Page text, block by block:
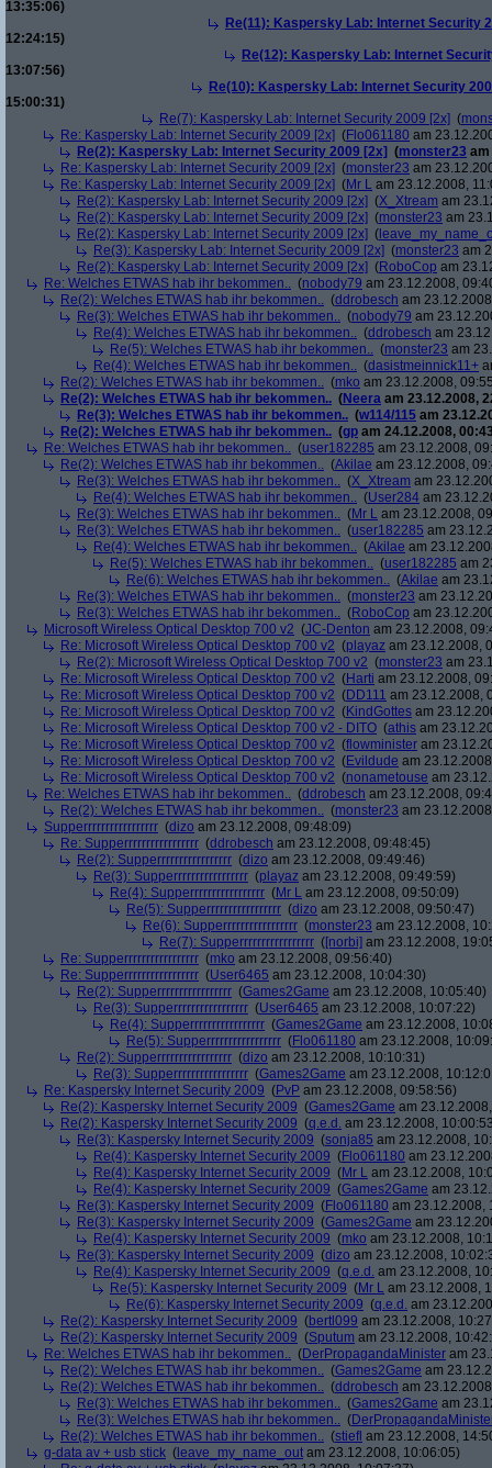
13:35:06)
Re(11): Kaspersky Lab: Internet Security
12:24:15)
Re(12): Kaspersky Lab: Internet
13:07:56)
Re(10): Kaspersky Lab: Internet Security
15:00:31)
Re(7): Kaspersky Lab: Internet Security 2009 [2x] (
Re: Kaspersky Lab: Internet Security 2009 [2x] (Flo061180 am
Re(2): Kaspersky Lab: Internet Security 2009 [2x] (monster23 am
Re: Kaspersky Lab: Internet Security 2009 [2x] (monster23 am
Re: Kaspersky Lab: Internet Security 2009 [2x] (Mr L am 23.12.2008,
Re(2): Kaspersky Lab: Internet Security 2009 [2x] (X_Xtream am
Re(2): Kaspersky Lab: Internet Security 2009 [2x] (monster23 am
Re(2): Kaspersky Lab: Internet Security 2009 [2x] (
Re(3): Kaspersky Lab: Internet Security 2009 [2x] (monster23 am
Re(2): Kaspersky Lab: Internet Security 2009 [2x] (RoboCop am
Re: Welches ETWAS hab ihr bekommen.. (nobody79 am 23.12.2008,
Re(2): Welches ETWAS hab ihr bekommen.. (ddrobesch am
Re(3): Welches ETWAS hab ihr bekommen.. (nobody79 am
Re(4): Welches ETWAS hab ihr bekommen.. (ddrobesch am
Re(5): Welches ETWAS hab ihr bekommen.. (monster23 am
Re(4): Welches ETWAS hab ihr bekommen.. (dasistmeinnick11+
Re(2): Welches ETWAS hab ihr bekommen.. (mko am 23.12.2008,
Re(2): Welches ETWAS hab ihr bekommen.. (Neera am 23.12.2008,
Re(3): Welches ETWAS hab ihr bekommen.. (w114/115 am
Re(2): Welches ETWAS hab ihr bekommen.. (gp am 24.12.2008,
Re: Welches ETWAS hab ihr bekommen.. (user182285 am 23.12.2008,
Re(2): Welches ETWAS hab ihr bekommen.. (Akilae am 23.12.2008,
Re(3): Welches ETWAS hab ihr bekommen.. (X_Xtream am
Re(4): Welches ETWAS hab ihr bekommen.. (User284 am
Re(3): Welches ETWAS hab ihr bekommen.. (Mr L am 23.12.2008,
Re(3): Welches ETWAS hab ihr bekommen.. (user182285 am
Re(4): Welches ETWAS hab ihr bekommen.. (Akilae am
Re(5): Welches ETWAS hab ihr bekommen.. (user182285 am
Re(6): Welches ETWAS hab ihr bekommen.. (Akilae am
Re(3): Welches ETWAS hab ihr bekommen.. (monster23 am
Re(3): Welches ETWAS hab ihr bekommen.. (RoboCop am
Microsoft Wireless Optical Desktop 700 v2 (JC-Denton am 23.12.2008,
Re: Microsoft Wireless Optical Desktop 700 v2 (playaz am 23.12.2008,
Re(2): Microsoft Wireless Optical Desktop 700 v2 (monster23 am
Re: Microsoft Wireless Optical Desktop 700 v2 (Harti am 23.12.2008,
Re: Microsoft Wireless Optical Desktop 700 v2 (DD111 am 23.12.2008,
Re: Microsoft Wireless Optical Desktop 700 v2 (KindGottes am
Re: Microsoft Wireless Optical Desktop 700 v2 - DITO (athis am
Re: Microsoft Wireless Optical Desktop 700 v2 (flowminister am
Re: Microsoft Wireless Optical Desktop 700 v2 (Evildude am
Re: Microsoft Wireless Optical Desktop 700 v2 (nonametouse am
Re: Welches ETWAS hab ihr bekommen.. (ddrobesch am 23.12.2008,
Re(2): Welches ETWAS hab ihr bekommen.. (monster23 am
Supperrrrrrrrrrrrrrrrr (dizo am 23.12.2008, 09:48:09)
Re: Supperrrrrrrrrrrrrrrrr (ddrobesch am 23.12.2008, 09:48:45)
Re(2): Supperrrrrrrrrrrrrrrrr (dizo am 23.12.2008, 09:49:46)
Re(3): Supperrrrrrrrrrrrrrrrr (playaz am 23.12.2008, 09:49:59)
Re(4): Supperrrrrrrrrrrrrrrrr (Mr L am 23.12.2008, 09:50:09)
Re(5): Supperrrrrrrrrrrrrrrrr (dizo am 23.12.2008, 09:50:47)
Re(6): Supperrrrrrrrrrrrrrrrr (monster23 am 23.12.2008,
Re(7): Supperrrrrrrrrrrrrrrrr ([norbi] am 23.12.2008,
Re: Supperrrrrrrrrrrrrrrrr (mko am 23.12.2008, 09:56:40)
Re: Supperrrrrrrrrrrrrrrrr (User6465 am 23.12.2008, 10:04:30)
Re(2): Supperrrrrrrrrrrrrrrrr (Games2Game am 23.12.2008, 10:05:40)
Re(3): Supperrrrrrrrrrrrrrrrr (User6465 am 23.12.2008, 10:07:22)
Re(4): Supperrrrrrrrrrrrrrrrr (Games2Game am 23.12.2008,
Re(5): Supperrrrrrrrrrrrrrrrr (Flo061180 am 23.12.2008,
Re(2): Supperrrrrrrrrrrrrrrrr (dizo am 23.12.2008, 10:10:31)
Re(3): Supperrrrrrrrrrrrrrrrr (Games2Game am 23.12.2008,
Re: Kaspersky Internet Security 2009 (PvP am 23.12.2008, 09:58:56)
Re(2): Kaspersky Internet Security 2009 (Games2Game am
Re(2): Kaspersky Internet Security 2009 (q.e.d. am 23.12.2008,
Re(3): Kaspersky Internet Security 2009 (sonja85 am 23.12.2008,
Re(4): Kaspersky Internet Security 2009 (Flo061180 am
Re(4): Kaspersky Internet Security 2009 (Mr L am 23.12.2008,
Re(4): Kaspersky Internet Security 2009 (Games2Game am
Re(3): Kaspersky Internet Security 2009 (Flo061180 am 23.12.2008,
Re(3): Kaspersky Internet Security 2009 (Games2Game am
Re(4): Kaspersky Internet Security 2009 (mko am 23.12.2008,
Re(3): Kaspersky Internet Security 2009 (dizo am 23.12.2008,
Re(4): Kaspersky Internet Security 2009 (q.e.d. am 23.12.2008,
Re(5): Kaspersky Internet Security 2009 (Mr L am 23.12.2008,
Re(6): Kaspersky Internet Security 2009 (q.e.d. am
Re(2): Kaspersky Internet Security 2009 (bertl099 am 23.12.2008,
Re(2): Kaspersky Internet Security 2009 (Sputum am 23.12.2008,
Re: Welches ETWAS hab ihr bekommen.. (DerPropagandaMinister am
Re(2): Welches ETWAS hab ihr bekommen.. (Games2Game am
Re(2): Welches ETWAS hab ihr bekommen.. (ddrobesch am
Re(3): Welches ETWAS hab ihr bekommen.. (Games2Game am
Re(3): Welches ETWAS hab ihr bekommen.. (
Re(2): Welches ETWAS hab ihr bekommen.. (stiefl am 23.12.2008,
g-data av + usb stick ( leave_my_name_out am 23.12.2008, 10:06:05)